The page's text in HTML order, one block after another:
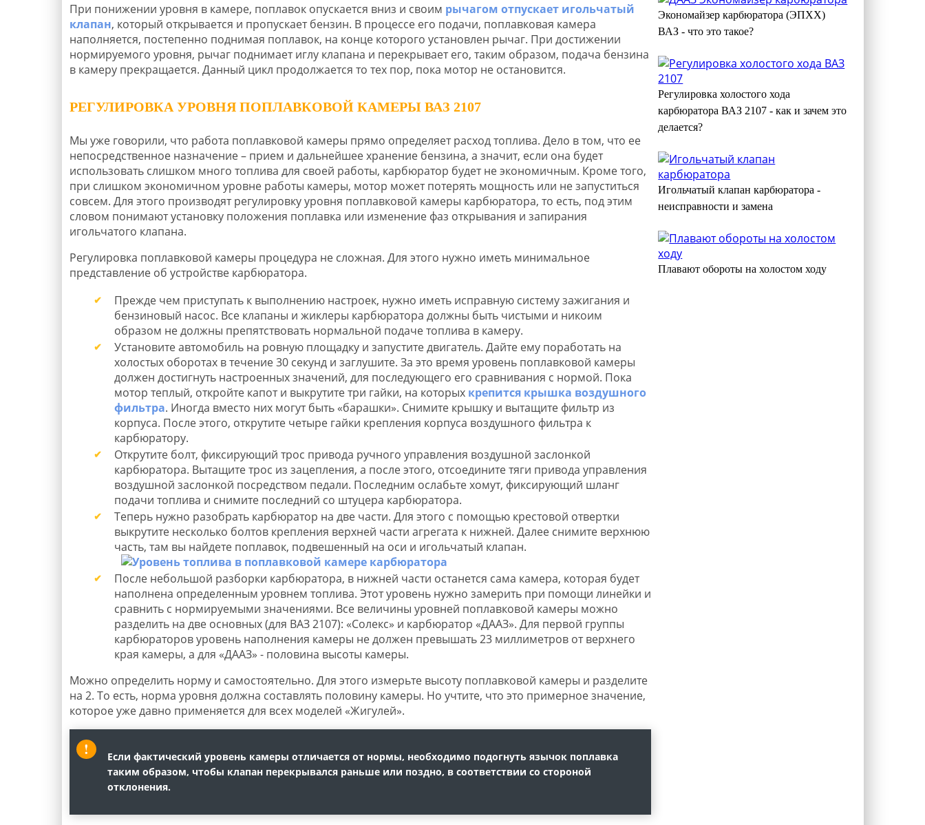
При понижении уровня в камере, поплавок опускается вниз и своим рычагом отпускает игольчатый
клапан, который открывается и пропускает бензин. В процессе его подачи, поплавковая камера
наполняется, постепенно поднимая поплавок, на конце которого установлен рычаг. При достижении
нормируемого уровня, рычаг поднимает иглу клапана и перекрывает его, таким образом, подача бензина
в камеру прекращается. Данный цикл продолжается то тех пор, пока мотор не остановится.
РЕГУЛИРОВКА УРОВНЯ ПОПЛАВКОВОЙ КАМЕРЫ ВАЗ 2107
Мы уже говорили, что работа поплавковой камеры прямо определяет расход топлива. Дело в том, что ее
непосредственное назначение – прием и дальнейшее хранение бензина, а значит, если она будет
использовать слишком много топлива для своей работы, карбюратор будет не экономичным. Кроме того,
при слишком экономичном уровне работы камеры, мотор может потерять мощность или не запуститься
совсем. Для этого производят регулировку уровня поплавковой камеры карбюратора, то есть, под этим
словом понимают установку положения поплавка или изменение фаз открывания и запирания
игольчатого клапана.
Регулировка поплавковой камеры процедура не сложная. Для этого нужно иметь минимальное
представление об устройстве карбюратора.
Прежде чем приступать к выполнению настроек, нужно иметь исправную систему зажигания и
бензиновый насос. Все клапаны и жиклеры карбюратора должны быть чистыми и никоим
образом не должны препятствовать нормальной подаче топлива в камеру.
Установите автомобиль на ровную площадку и запустите двигатель. Дайте ему поработать на
холостых оборотах в течение 30 секунд и заглушите. За это время уровень поплавковой камеры
должен достигнуть настроенных значений, для последующего его сравнивания с нормой. Пока
мотор теплый, откройте капот и выкрутите три гайки, на которых крепится крышка воздушного
фильтра. Иногда вместо них могут быть «барашки». Снимите крышку и вытащите фильтр из
корпуса. После этого, открутите четыре гайки крепления корпуса воздушного фильтра к
карбюратору.
Открутите болт, фиксирующий трос привода ручного управления воздушной заслонкой
карбюратора. Вытащите трос из зацепления, а после этого, отсоедините тяги привода управления
воздушной заслонкой посредством педали. Последним ослабьте хомут, фиксирующий шланг
подачи топлива и снимите последний со штуцера карбюратора.
Теперь нужно разобрать карбюратор на две части. Для этого с помощью крестовой отвертки
выкрутите несколько болтов крепления верхней части агрегата к нижней. Далее снимите верхнюю
часть, там вы найдете поплавок, подвешенный на оси и игольчатый клапан.
После небольшой разборки карбюратора, в нижней части останется сама камера, которая будет
наполнена определенным уровнем топлива. Этот уровень нужно замерить при помощи линейки и
сравнить с нормируемыми значениями. Все величины уровней поплавковой камеры можно
разделить на две основных (для ВАЗ 2107): «Солекс» и карбюратор «ДААЗ». Для первой группы
карбюраторов уровень наполнения камеры не должен превышать 23 миллиметров от верхнего
края камеры, а для «ДААЗ» - половина высоты камеры.
Можно определить норму и самостоятельно. Для этого измерьте высоту поплавковой камеры и разделите
на 2. То есть, норма уровня должна составлять половину камеры. Но учтите, что это примерное значение,
которое уже давно применяется для всех моделей «Жигулей».
Если фактический уровень камеры отличается от нормы, необходимо подогнуть язычок поплавка
таким образом, чтобы клапан перекрывался раньше или поздно, в соответствии со стороной
отклонения.
Экономайзер карбюратора (ЭПХХ)
ВАЗ - что это такое?
Регулировка холостого хода
карбюратора ВАЗ 2107 - как и зачем это
делается?
Игольчатый клапан карбюратора -
неисправности и замена
Плавают обороты на холостом ходу